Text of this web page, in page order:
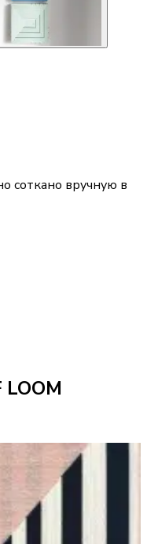
соткано вручную в